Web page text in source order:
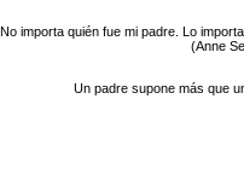
No importa quién fue mi padre. Lo
(Anne
Un padre supone más que